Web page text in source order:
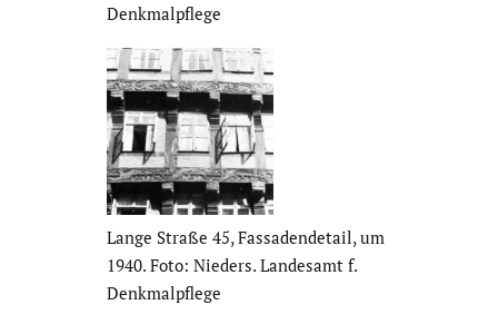
Denkmal­pflege
Lange Straße 45, Fassa­den­de­tail, um
1940. Foto: Nieders. Landesamt f.
Denkmal­pflege